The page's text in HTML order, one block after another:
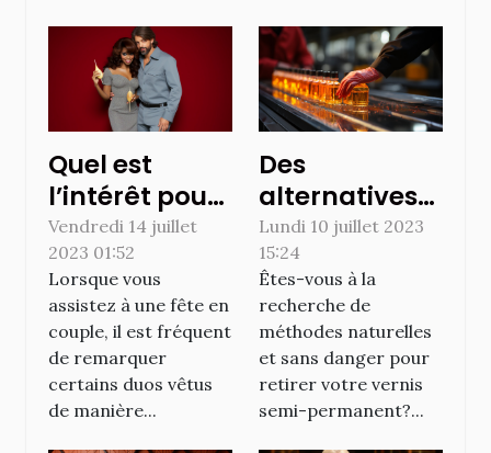
Quel est
l’intérêt pour
les couples de
s’habiller
pareillement
pour une fête
?
Vendredi 14 juillet
2023 01:52
Lorsque vous
assistez à une fête en
couple, il est fréquent
de remarquer
certains duos vêtus
de manière...
Des
alternatives
efficaces et
naturelles à
l'acétone
pour retirer le
vernis semi-
permanent
Lundi 10 juillet 2023
15:24
Êtes-vous à la
recherche de
méthodes naturelles
et sans danger pour
retirer votre vernis
semi-permanent?...